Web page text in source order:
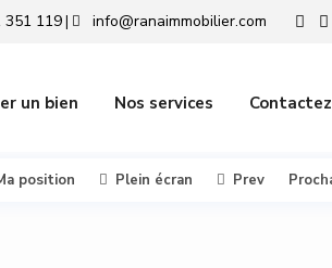
351 119| info@ranaimmobilier.com
un bien Nos services
position Plein écran Prev